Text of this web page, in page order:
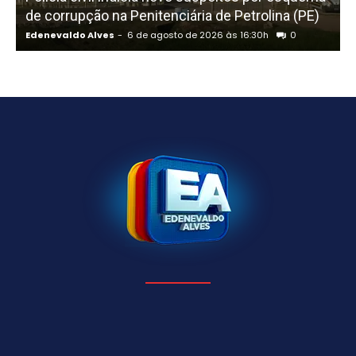
de corrupção na Penitenciária de Petrolina (PE)
Edenevaldo Alves - 6 de agosto de 2026 às 16:30h 0